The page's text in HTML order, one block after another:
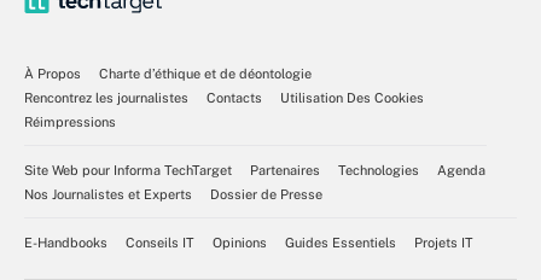
À Propos
Charte d’éthique et de déontologie
Rencontrez les journalistes
Contacts
Utilisation Des Cookies
Réimpressions
Site Web pour Informa TechTarget Partenaires Technologies
Agenda
Nos Journalistes et Experts
Dossier de Presse
E-Handbooks Conseils IT Opinions Guides Essentiels Projets IT